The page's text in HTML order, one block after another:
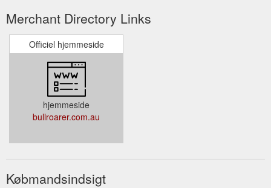
Merchant Directory Links
Officiel hjemmeside
hjemmeside
bullroarer.com.au
Købmandsindsigt